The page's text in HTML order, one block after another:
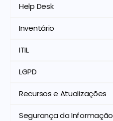
Help Desk
Inventário
ITIL
LGPD
Recursos e Atualizações
Segurança da Informação